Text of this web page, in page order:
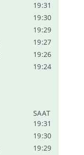
19:31
19:30
19:29
19:27
19:26
19:24
SAAT
19:31
19:30
19:29